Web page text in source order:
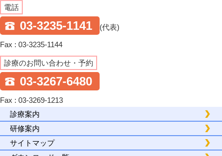
電話
03-3235-1141 (代表)
Fax : 03-3235-1144
診療のお問い合わせ・予約
03-3267-6480
Fax : 03-3269-1213
診療案内
研修案内
サイトマップ